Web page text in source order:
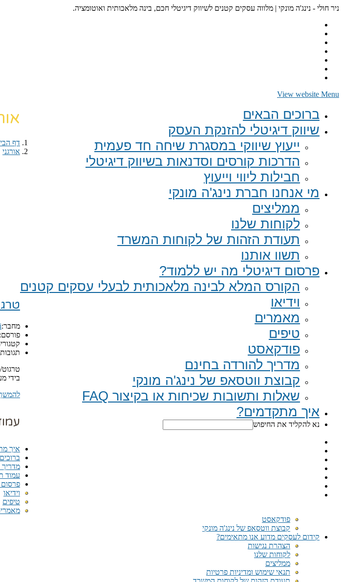
ניר חולי - נינג'ה מונקי | מלווה עסקים קטנים לשיווק דיגיטלי חכם, בינה מלאכותית ואוטומציה.
View website Menu
ברוכים הבאים
שיווק דיגיטלי להזנקת העסק
ייעוץ שיווקי במסגרת שיחה חד פעמית​
הדרכות קורסים וסדנאות בשיווק דיגיטלי
חבילות ליווי וייעוץ
מי אנחנו חברת נינג'ה מונקי
ממליצים
לקוחות שלנו
תעודת הזהות של לקוחות המשרד
תשוו אותנו
פרסום דיגיטלי מה יש ללמוד?
הקורס המלא לבינה מלאכותית לבעלי עסקים קטנים
וידיאו
מאמרים
טיפים
פודקאסט
מדריך להורדה בחינם
קבוצת ווטסאפ של נינג'ה מונקי​
שאלות ותשובות שכיחות או בקיצור FAQ
איך מתקדמים?
נא להקליד את החיפוש
דף
אורגני
מחבר:
פורסם:
בידי
איך
עמוד
פרסום
וידיאו
טיפים
פודקאסט
קבוצת ווטסאפ של נינג'ה מונקי​
קידום לעסקים מדוע אנו מתאימים?
הצהרת נגישות
לקוחות שלנו
ממליצים
תנאי שימוש ומדיניות פרטיות